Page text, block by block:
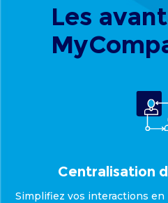
Les
Centralisation
Simplifiez vos interactions